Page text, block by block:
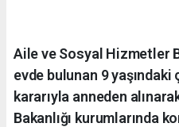
Aile ve Sosyal Hizmetler
evde bulunan 9 yaşındaki
kararıyla anneden
Bakanlığı kurumlarında